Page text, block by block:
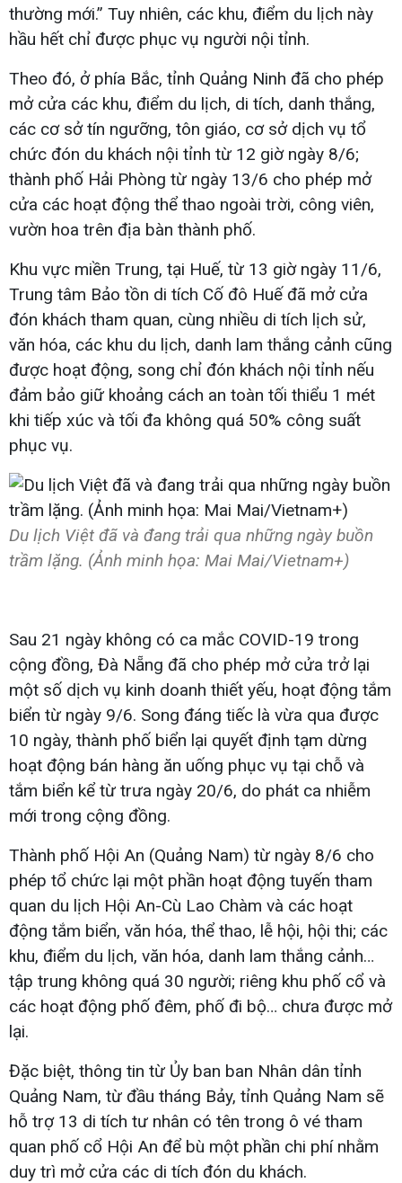
thường mới.” Tuy nhiên, các khu, điểm du lịch này
hầu hết chỉ được phục vụ người nội tỉnh.
Theo đó, ở phía Bắc, tỉnh Quảng Ninh đã cho phép
mở cửa các khu, điểm du lịch, di tích, danh thắng,
các cơ sở tín ngưỡng, tôn giáo, cơ sở dịch vụ tổ
chức đón du khách nội tỉnh từ 12 giờ ngày 8/6;
thành phố Hải Phòng từ ngày 13/6 cho phép mở
cửa các hoạt động thể thao ngoài trời, công viên,
vườn hoa trên địa bàn thành phố.
Khu vực miền Trung, tại Huế, từ 13 giờ ngày 11/6,
Trung tâm Bảo tồn di tích Cố đô Huế đã mở cửa
đón khách tham quan, cùng nhiều di tích lịch sử,
văn hóa, các khu du lịch, danh lam thắng cảnh cũng
được hoạt động, song chỉ đón khách nội tỉnh nếu
đảm bảo giữ khoảng cách an toàn tối thiểu 1 mét
khi tiếp xúc và tối đa không quá 50% công suất
phục vụ.
Du lịch Việt đã và đang trải qua những ngày buồn
trầm lặng. (Ảnh minh họa: Mai Mai/Vietnam+)
Sau 21 ngày không có ca mắc COVID-19 trong
cộng đồng, Đà Nẵng đã cho phép mở cửa trở lại
một số dịch vụ kinh doanh thiết yếu, hoạt động tắm
biển từ ngày 9/6. Song đáng tiếc là vừa qua được
10 ngày, thành phố biển lại quyết định tạm dừng
hoạt động bán hàng ăn uống phục vụ tại chỗ và
tắm biển kể từ trưa ngày 20/6, do phát ca nhiễm
mới trong cộng đồng.
Thành phố Hội An (Quảng Nam) từ ngày 8/6 cho
phép tổ chức lại một phần hoạt động tuyến tham
quan du lịch Hội An-Cù Lao Chàm và các hoạt
động tắm biển, văn hóa, thể thao, lễ hội, hội thi; các
khu, điểm du lịch, văn hóa, danh lam thắng cảnh…
tập trung không quá 30 người; riêng khu phố cổ và
các hoạt động phố đêm, phố đi bộ… chưa được mở
lại.
Đặc biệt, thông tin từ Ủy ban ban Nhân dân tỉnh
Quảng Nam, từ đầu tháng Bảy, tỉnh Quảng Nam sẽ
hỗ trợ 13 di tích tư nhân có tên trong ô vé tham
quan phố cổ Hội An để bù một phần chi phí nhằm
duy trì mở cửa các di tích đón du khách.